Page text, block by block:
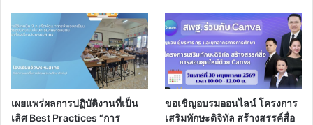
เผยแพร่ผลการปฏิบัติงานที่เป็น
เลิศ Best Practices “การ
ขอเชิญอบรมออนไลน์ โครงการ
เสริมทักษะดิจิทัล สร้างสรรค์สื่อ